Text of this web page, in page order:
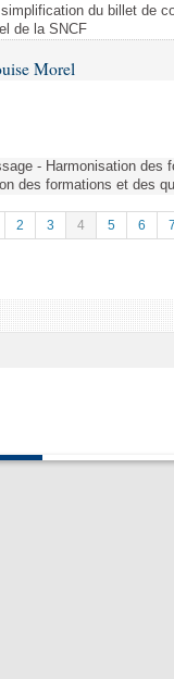
du billet de
de la SNCF
Morel
- Harmonisation des
des formations et des
2 3 4 5 6